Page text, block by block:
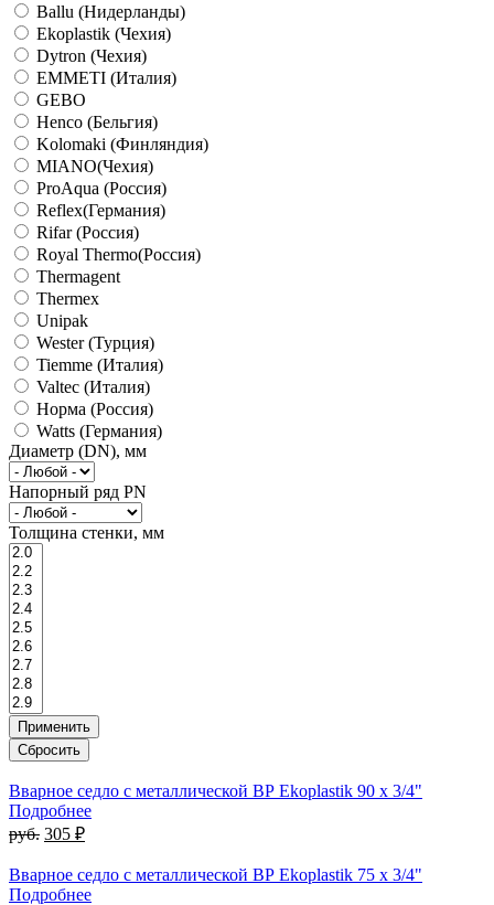
Ballu (Нидерланды)
Ekoplastik (Чехия)
Dytron (Чехия)
EMMETI (Италия)
GEBO
Henco (Бельгия)
Kolomaki (Финляндия)
MIANO(Чехия)
ProAqua (Россия)
Reflex(Германия)
Rifar (Россия)
Royal Thermo(Россия)
Thermagent
Thermex
Unipak
Wester (Турция)
Tiemme (Италия)
Valtec (Италия)
Норма (Россия)
Watts (Германия)
Диаметр (DN), мм
Напорный ряд PN
Толщина стенки, мм
Вварное седло с металлической ВР Ekoplastik 90 x 3/4"
Подробнее
руб. 305 ₽
Вварное седло с металлической ВР Ekoplastik 75 x 3/4"
Подробнее